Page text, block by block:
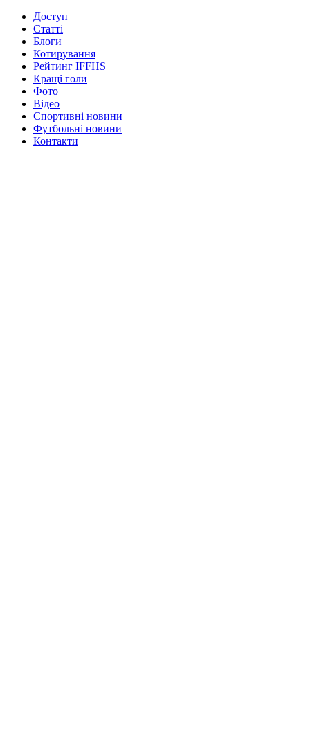
Доступ
Статті
Блоги
Котирування
Рейтинг IFFHS
Кращі голи
Фото
Відео
Спортивні новини
Футбольні новини
Контакти